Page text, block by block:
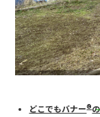
どこでもバナー®